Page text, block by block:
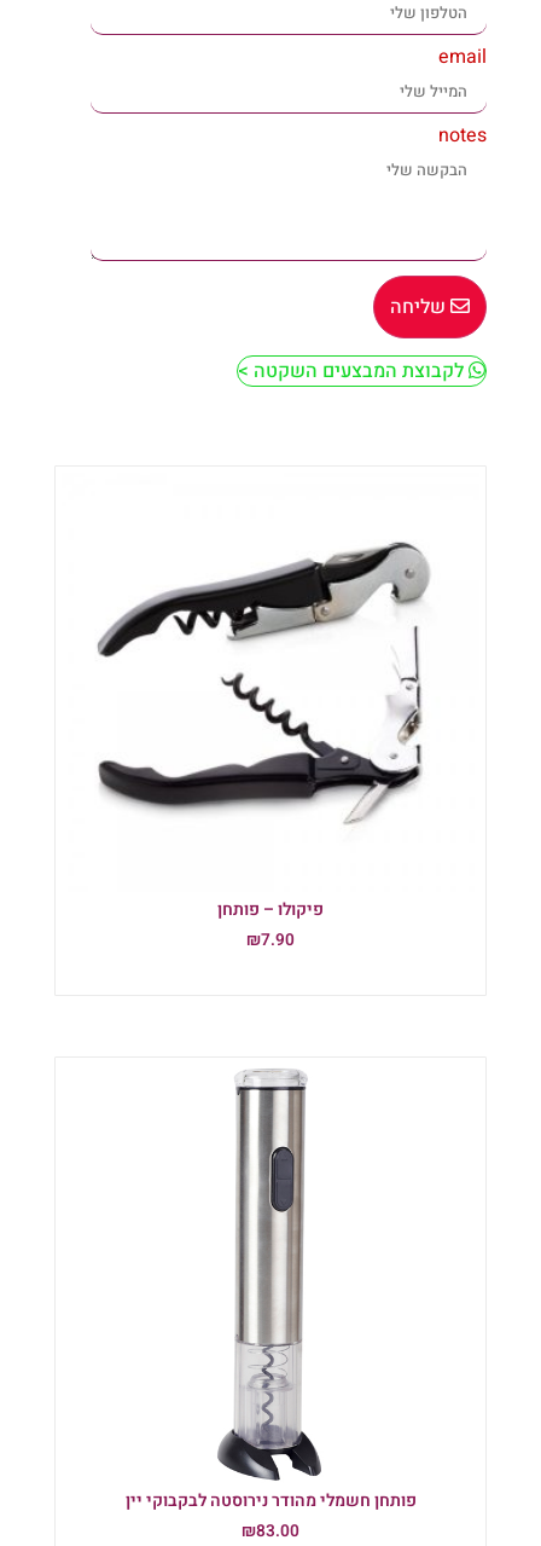
email
notes
שליחה
לקבוצת המבצעים השקטה >
פיקולו – פותחן
₪7.90
פותחן חשמלי מהודר נירוסטה לבקבוקי יין
₪83.00